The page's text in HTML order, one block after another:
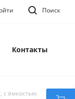
Поиск
Контакты
с ёмкостью